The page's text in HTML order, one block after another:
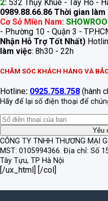
2: 532 Thụy Khuê - Tây Hồ -
0989.88.66.86 Thời gian làm
Cơ Sở Miền Nam:
- Phường 10 - Quận 3 -
Nhận Hỗ Trợ Tốt Nhất)
làm việc: 8h30 - 22h
CHĂM SÓC KHÁCH HÀNG VÀ
Hotline: 0925.758.758 (hành
Hãy để lại số điện thoại để
CÔNG TY TNHH THƯƠNG MẠI
MST: 0105994366. Địa chỉ: Số
Tây Tựu, TP Hà Nội
[/ux_html] [/col]